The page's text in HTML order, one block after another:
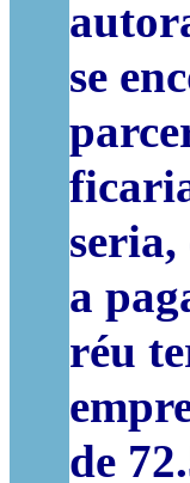
se
a
réu
de